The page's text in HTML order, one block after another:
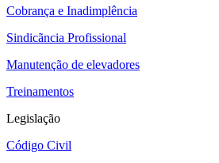
Cobrança e Inadimplência
Sindicãncia Profissional
Manutenção de elevadores
Treinamentos
Legislação
Código Civil